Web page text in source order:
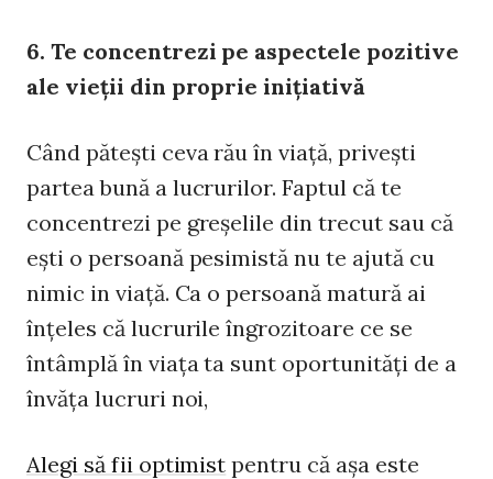
6. Te concentrezi pe aspectele pozitive
ale vieţii din proprie iniţiativă
Când păteşti ceva rău în viaţă, priveşti
partea bună a lucrurilor. Faptul că te
concentrezi pe greşelile din trecut sau că
eşti o persoană pesimistă nu te ajută cu
nimic in viaţă. Ca o persoană matură ai
înţeles că lucrurile îngrozitoare ce se
întâmplă în viaţa ta sunt oportunităţi de a
învăţa lucruri noi,
Alegi să fii optimist pentru că aşa este